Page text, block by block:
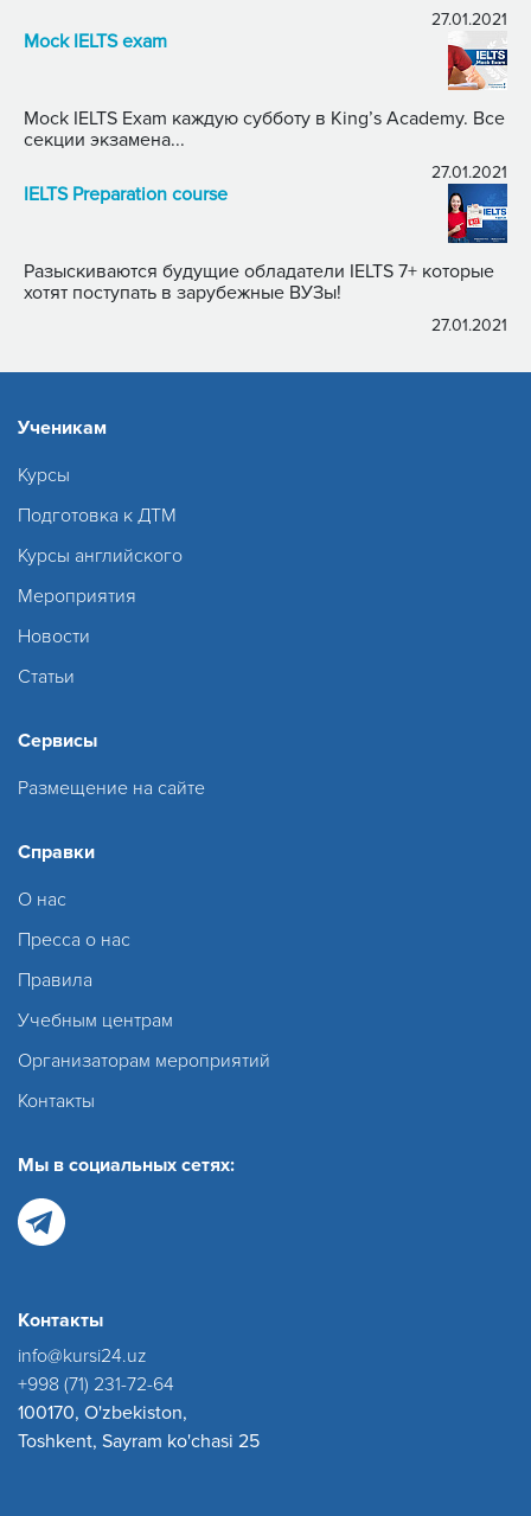
27.01.2021
Mock IELTS exam
Mock IELTS Exam каждую субботу в King’s Academy. Все
секции экзамена...
27.01.2021
IELTS Preparation course
Разыскиваются будущие обладатели IELTS 7+ которые
хотят поступать в зарубежные ВУЗы!
27.01.2021
Ученикам
Курсы
Подготовка к ДТМ
Курсы английского
Мероприятия
Новости
Статьи
Сервисы
Размещение на сайте
Справки
О нас
Пресса о нас
Правила
Учебным центрам
Организаторам мероприятий
Контакты
Мы в социальных сетях:
Контакты
info@kursi24.uz
+998 (71) 231-72-64
100170, O'zbekiston,
Toshkent, Sayram ko'chasi 25